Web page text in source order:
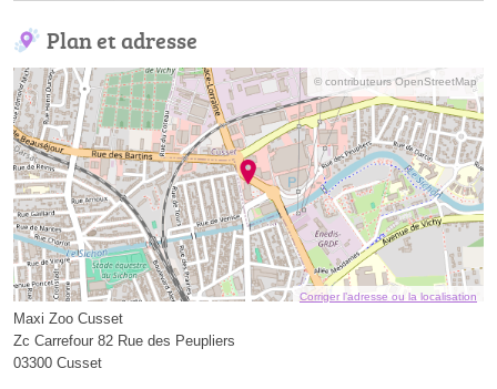
Plan et adresse
© contributeurs OpenStreetMap
Corriger l’adresse ou la localisation
Maxi Zoo Cusset
Zc Carrefour 82 Rue des Peupliers
03300 Cusset